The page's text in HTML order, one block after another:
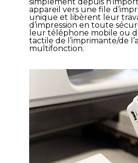
appareil vers une file
unique et libèrent leur
d’impression en toute
leur téléphone mobile ou
tactile de l’imprimante/de
multifonction.